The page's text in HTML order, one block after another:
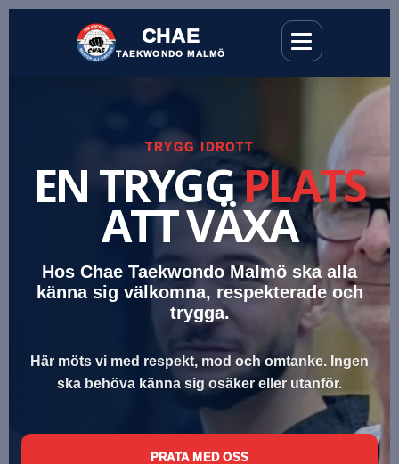
CHAE
TAEKWONDO MALMÖ
TRYGG IDROTT
EN TRYGGPLATS
ATT VÄXA
Hos Chae Taekwondo Malmö ska alla
känna sig välkomna, respekterade och
trygga.
Här möts vi med respekt, mod och omtanke. Ingen
ska behöva känna sig osäker eller utanför.
PRATA MED OSS